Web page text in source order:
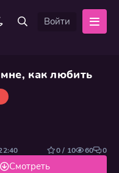
Войти
как любить
Смотреть
0 / 10 60 0